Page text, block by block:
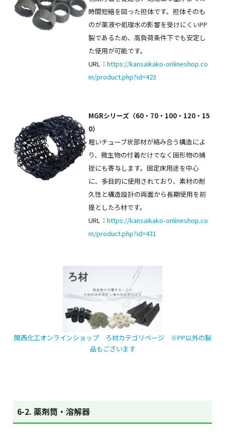
時間短縮を図った担体です。担体そのも
のが薬液や処理水の影響を受けにくいPP
製であるため、高負荷条件下でも安定し
た使用が可能です。
URL：https://kansaikako-onlineshop.co
m/product.php?id=423
MGRシリーズ（60・70・100・120・15
0）
粗いチューブ状部材が絡み合う構造によ
り、微生物の付着だけでなく固形物の捕
捉にも寄与します。固定床用途を中心
に、多目的に使用されており、素材の耐
久性と構造設計の両面から長期使用を前
提としたろ材です。
URL：https://kansaikako-onlineshop.co
m/product.php?id=431
関西化工オンラインショップ ろ材カテゴリページ ※PP以外の製
品もございます
6-2. 薬剤筒・溶解器